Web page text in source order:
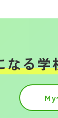
なる学